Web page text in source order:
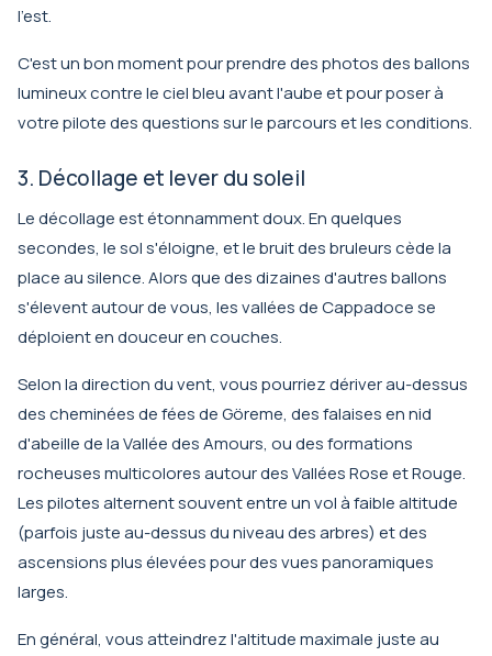
l'est.
C'est un bon moment pour prendre des photos des ballons
lumineux contre le ciel bleu avant l'aube et pour poser à
votre pilote des questions sur le parcours et les conditions.
3. Décollage et lever du soleil
Le décollage est étonnamment doux. En quelques
secondes, le sol s'éloigne, et le bruit des bruleurs cède la
place au silence. Alors que des dizaines d'autres ballons
s'élevent autour de vous, les vallées de Cappadoce se
déploient en douceur en couches.
Selon la direction du vent, vous pourriez dériver au-dessus
des cheminées de fées de Göreme, des falaises en nid
d'abeille de la Vallée des Amours, ou des formations
rocheuses multicolores autour des Vallées Rose et Rouge.
Les pilotes alternent souvent entre un vol à faible altitude
(parfois juste au-dessus du niveau des arbres) et des
ascensions plus élevées pour des vues panoramiques
larges.
En général, vous atteindrez l'altitude maximale juste au